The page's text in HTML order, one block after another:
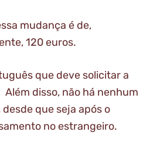
mudança é de,
120 euros.
que deve solicitar a
disso, não há nenhum
que seja após o
no estrangeiro.